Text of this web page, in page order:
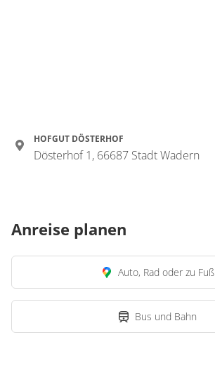
HOFGUT DÖSTERHOF
Dösterhof 1, 66687 Stadt Wadern
Anreise planen
Auto, Rad oder zu Fuß
Bus und Bahn